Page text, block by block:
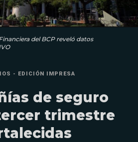
del BCP reveló datos
- EDICIÓN IMPRESA
de seguro
trimestre